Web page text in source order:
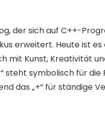
der sich auf C++-
erweitert. Heute ist
mit Kunst, Kreativität
steht symbolisch für
das „+“ für ständige